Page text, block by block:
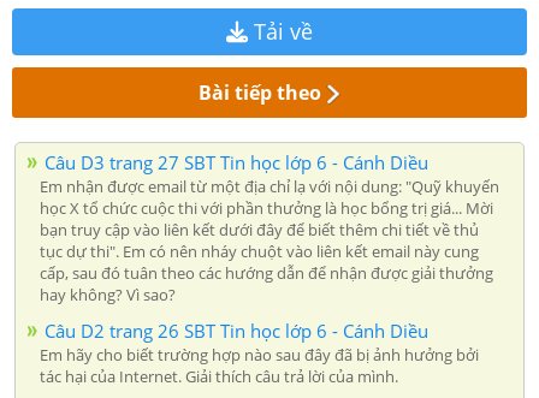
Tải về
Bài tiếp theo
Câu D3 trang 27 SBT Tin học lớp 6 - Cánh Diều
Em nhận được email từ một địa chỉ lạ với nội dung: "Quỹ khuyến
học X tổ chức cuộc thi với phần thưởng là học bổng trị giá... Mời
bạn truy cập vào liên kết dưới đây để biết thêm chi tiết về thủ
tục dự thi". Em có nên nháy chuột vào liên kết email này cung
cấp, sau đó tuân theo các hướng dẫn để nhận được giải thưởng
hay không? Vì sao?
Câu D2 trang 26 SBT Tin học lớp 6 - Cánh Diều
Em hãy cho biết trường hợp nào sau đây đã bị ảnh hưởng bởi
tác hại của Internet. Giải thích câu trả lời của mình.